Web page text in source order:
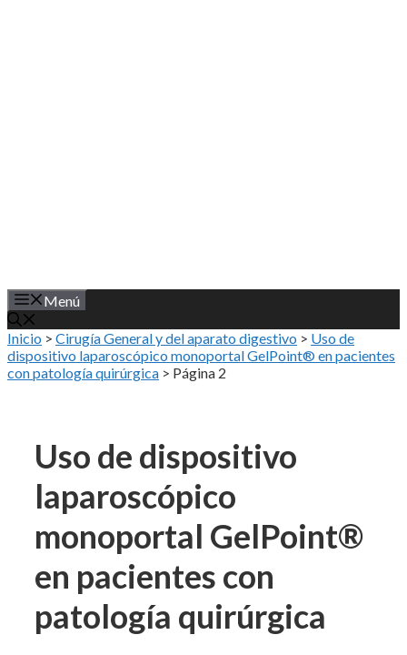
Menú
Inicio > Cirugía General y del aparato digestivo > Uso de
dispositivo laparoscópico monoportal GelPoint® en pacientes
con patología quirúrgica > Página 2
Uso de dispositivo
laparoscópico
monoportal GelPoint®
en pacientes con
patología quirúrgica